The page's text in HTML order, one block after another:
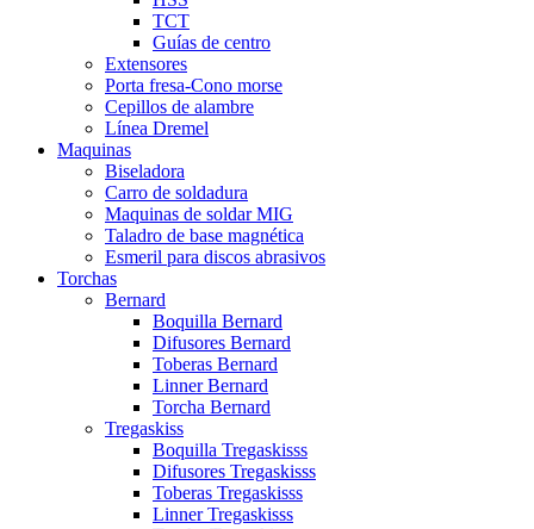
TCT
Guías de centro
Extensores
Porta fresa-Cono morse
Cepillos de alambre
Línea Dremel
Maquinas
Biseladora
Carro de soldadura
Maquinas de soldar MIG
Taladro de base magnética
Esmeril para discos abrasivos
Torchas
Bernard
Boquilla Bernard
Difusores Bernard
Toberas Bernard
Linner Bernard
Torcha Bernard
Tregaskiss
Boquilla Tregaskisss
Difusores Tregaskisss
Toberas Tregaskisss
Linner Tregaskisss